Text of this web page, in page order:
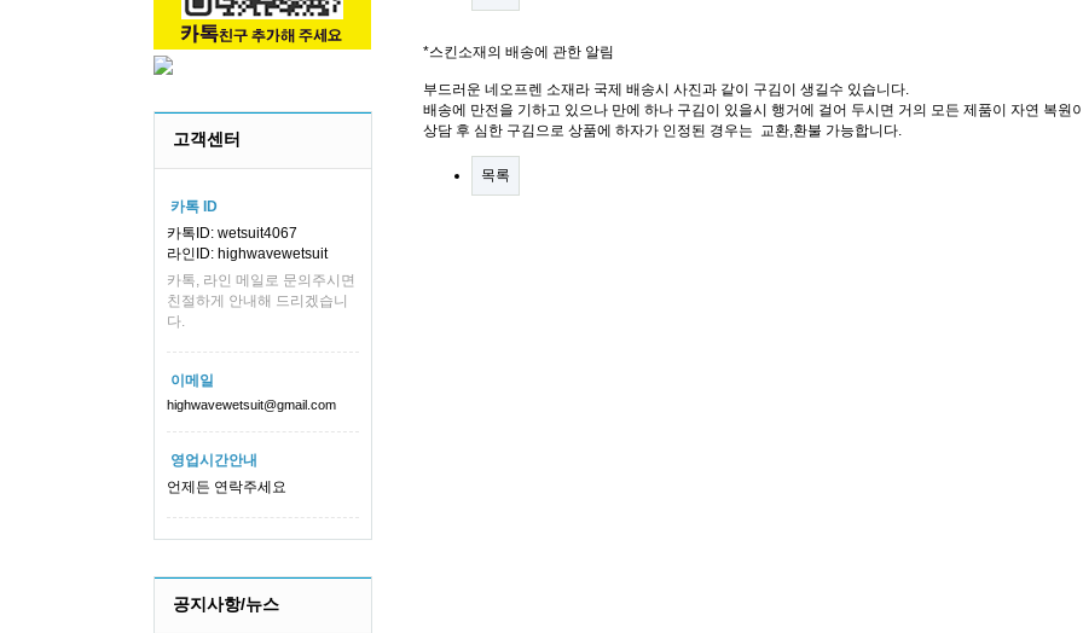
고객센터
카톡 ID
카톡ID: wetsuit4067
라인ID: highwavewetsuit
카톡, 라인 메일로 문의주시면
친절하게 안내해 드리겠습니
다.
이메일
highwavewetsuit@gmail.com
영업시간안내
언제든 연락주세요
공지사항/뉴스
*스킨소재의 배송에 관한 알림
부드러운 네오프렌 소재라 국제 배송시 사진과 같이 구김이 생길수 있습니다.
배송에 만전을 기하고 있으나 만에 하나 구김이 있을시 행거에 걸어 두시면 거의 모든 제품이 자연 복원
상담 후 심한 구김으로 상품에 하자가 인정된 경우는 교환,환불 가능합니다.
목록